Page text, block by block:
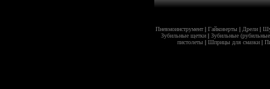
Пневмоинструмент| Гайковерты| Дрели|
Зубильные щетки| Зубильные
пистолеты| Шприцы для смазки|